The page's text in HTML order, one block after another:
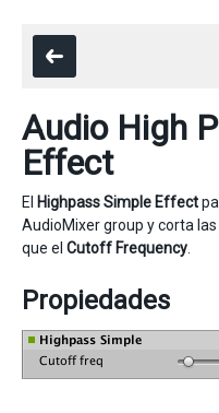
Audio High
Effect
El Highpass Simple Effect
AudioMixer group y corta
que el Cutoff Frequency
Propiedades